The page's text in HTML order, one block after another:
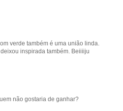
verde também é uma união linda.
inspirada também. Beiiiiju
não gostaria de ganhar?